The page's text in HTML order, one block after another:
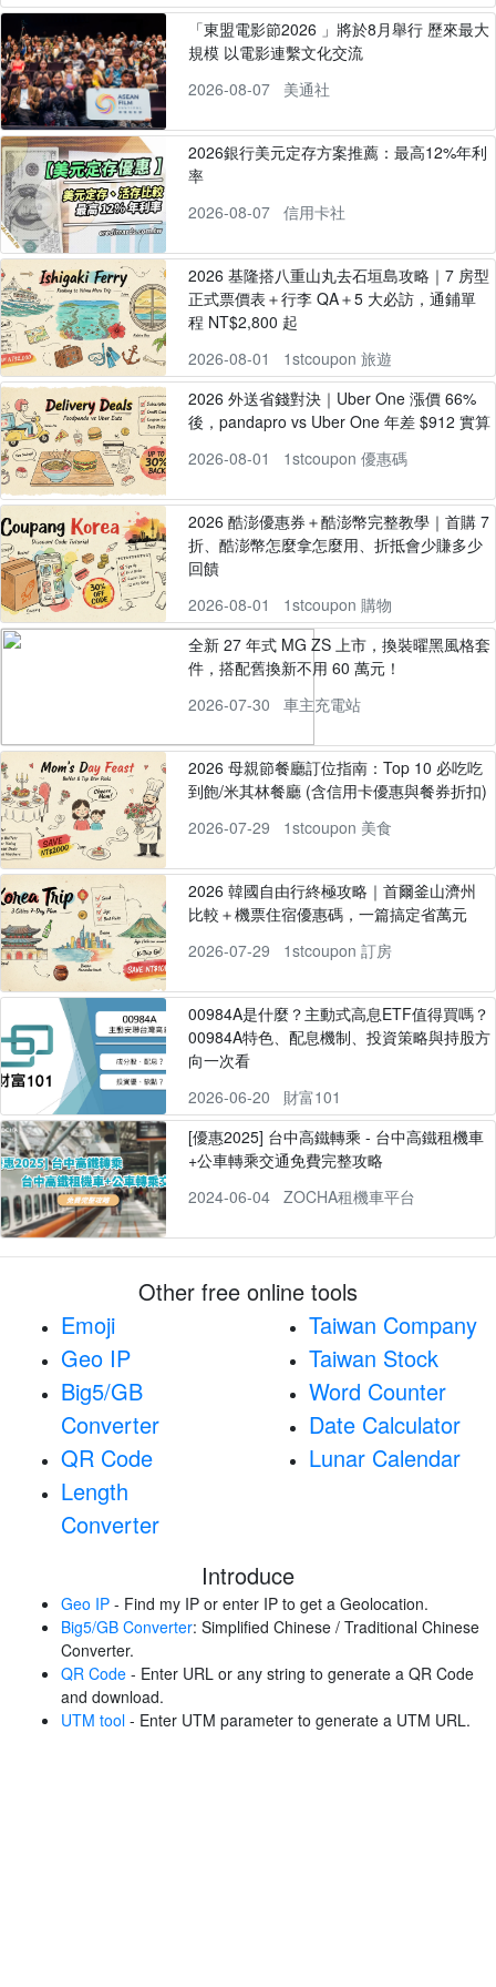
「東盟電影節2026 」將於8月舉行 歷來最大
規模 以電影連繫文化交流
2026-08-07
美通社
2026銀行美元定存方案推薦：最高12%年利
率
2026-08-07
信用卡社
2026 基隆搭八重山丸去石垣島攻略｜7 房型
正式票價表＋行李 QA＋5 大必訪，通鋪單
程 NT$2,800 起
2026-08-01
1stcoupon 旅遊
2026 外送省錢對決｜Uber One 漲價 66%
後，pandapro vs Uber One 年差 $912 實算
2026-08-01
1stcoupon 優惠碼
2026 酷澎優惠券＋酷澎幣完整教學｜首購 7
折、酷澎幣怎麼拿怎麼用、折抵會少賺多少
回饋
2026-08-01
1stcoupon 購物
全新 27 年式 MG ZS 上市，換裝曜黑風格套
件，搭配舊換新不用 60 萬元！
2026-07-30
車主充電站
2026 母親節餐廳訂位指南：Top 10 必吃吃
到飽/米其林餐廳 (含信用卡優惠與餐券折扣)
2026-07-29
1stcoupon 美食
2026 韓國自由行終極攻略｜首爾釜山濟州
比較＋機票住宿優惠碼，一篇搞定省萬元
2026-07-29
1stcoupon 訂房
00984A是什麼？主動式高息ETF值得買嗎？
00984A特色、配息機制、投資策略與持股方
向一次看
2026-06-20
財富101
[優惠2025] 台中高鐵轉乘 - 台中高鐵租機車
+公車轉乘交通免費完整攻略
2024-06-04
ZOCHA租機車平台
Other free online tools
Emoji
Geo IP
Big5/GB
Converter
QR Code
Length
Converter
Taiwan Company
Taiwan Stock
Word Counter
Date Calculator
Lunar Calendar
Introduce
Geo IP - Find my IP or enter IP to get a Geolocation.
Big5/GB Converter: Simplified Chinese / Traditional Chinese
Converter.
QR Code - Enter URL or any string to generate a QR Code
and download.
UTM tool - Enter UTM parameter to generate a UTM URL.